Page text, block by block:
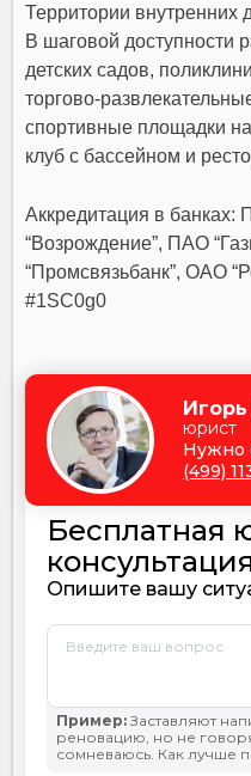
Территории внутренних
В шаговой доступности
детских садов,
торгово-
спортивные площадки
клуб с бассейном и
Аккредитация в
“Возрождение”, ПАО
“Промсвязьбанк”, ОАО
#1SC0g0